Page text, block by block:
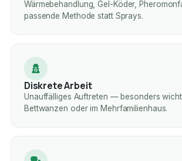
Wärmebehandlung, Gel-Köder,
passende Methode statt Sprays.
Diskrete Arbeit
Unauffälliges Auftreten — besonders
Bettwanzen oder im Mehrfamilienhaus.